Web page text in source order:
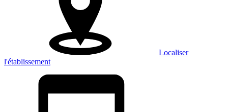
Localiser
l'établissement